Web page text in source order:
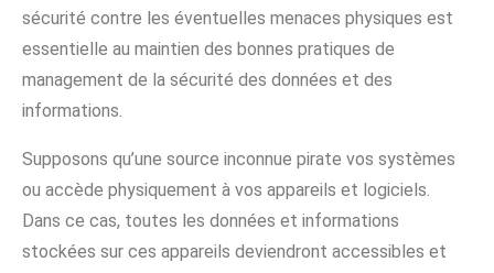
sécurité contre les éventuelles menaces physiques est
essentielle au maintien des bonnes pratiques de
management de la sécurité des données et des
informations.
Supposons qu’une source inconnue pirate vos systèmes
ou accède physiquement à vos appareils et logiciels.
Dans ce cas, toutes les données et informations
stockées sur ces appareils deviendront accessibles et